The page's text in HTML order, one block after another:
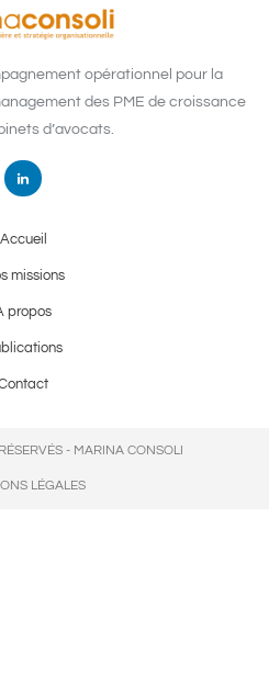
opérationnel pour la
des PME de croissance
d’avocats.
Accueil
missions
propos
- MARINA CONSOLI
LÉGALES